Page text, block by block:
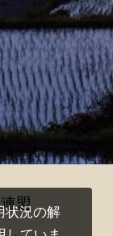
盟
状況の解